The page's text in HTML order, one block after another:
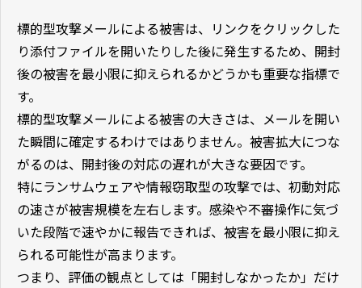
標的型攻撃メールによる被害は、リンクをクリックした
り添付ファイルを開いたりした後に発生するため、開封
後の被害を最小限に抑えられるかどうかも重要な指標で
す。
標的型攻撃メールによる被害の大きさは、メールを開い
た瞬間に確定するわけではありません。被害拡大につな
がるのは、開封後の対応の遅れが大きな要因です。
特にランサムウェアや情報窃取型の攻撃では、初動対応
の速さが被害規模を左右します。感染や不審操作に気づ
いた段階で速やかに報告できれば、被害を最小限に抑え
られる可能性が高まります。
つまり、評価の観点としては「開封しなかったか」だけ